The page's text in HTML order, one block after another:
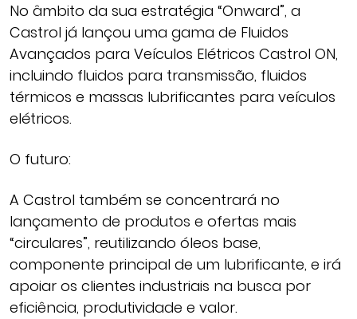
No âmbito da sua estratégia “Onward”, a
Castrol já lançou uma gama de Fluidos
Avançados para Veículos Elétricos Castrol ON,
incluindo fluidos para transmissão, fluidos
térmicos e massas lubrificantes para veículos
elétricos.
O futuro:
A Castrol também se concentrará no
lançamento de produtos e ofertas mais
“circulares”, reutilizando óleos base,
componente principal de um lubrificante, e irá
apoiar os clientes industriais na busca por
eficiência, produtividade e valor.